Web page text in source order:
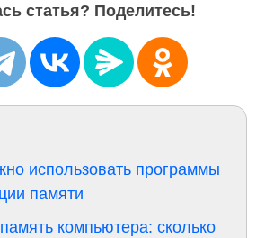
статья? Поделитесь!
использовать программы
памяти
компьютера: сколько